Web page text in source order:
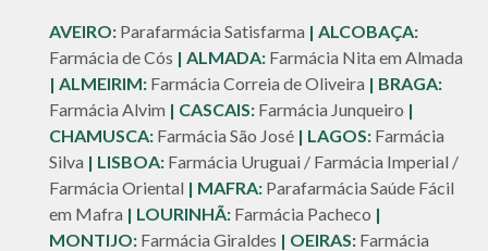
AVEIRO: Parafarmácia Satisfarma | ALCOBAÇA:
Farmácia de Cós | ALMADA: Farmácia Nita em Almada
| ALMEIRIM: Farmácia Correia de Oliveira | BRAGA:
Farmácia Alvim | CASCAIS: Farmácia Junqueiro |
CHAMUSCA: Farmácia São José | LAGOS: Farmácia
Silva | LISBOA: Farmácia Uruguai / Farmácia Imperial /
Farmácia Oriental | MAFRA: Parafarmácia Saúde Fácil
em Mafra | LOURINHÃ: Farmácia Pacheco |
MONTIJO: Farmácia Giraldes | OEIRAS: Farmácia